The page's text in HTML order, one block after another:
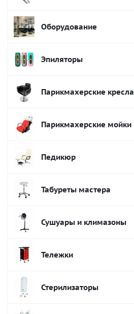
Оборудование
Эпиляторы
Парикмахерские кресла
Парикмахерские мойки
Педикюр
Табуреты мастера
Сушуары и климазоны
Тележки
Стерилизаторы